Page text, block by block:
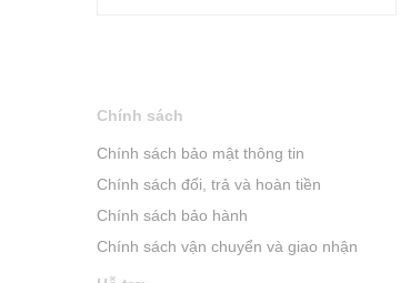
Chính sách
Chính sách bảo mật thông tin
Chính sách đổi, trả và hoàn tiền
Chính sách bảo hành
Chính sách vận chuyển và giao nhận